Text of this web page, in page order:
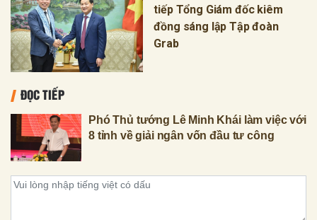
tiếp Tổng Giám đốc kiêm
đồng sáng lập Tập đoàn
Grab
ĐỌC TIẾP
Phó Thủ tướng Lê Minh Khái làm việc với
8 tỉnh về giải ngân vốn đầu tư công